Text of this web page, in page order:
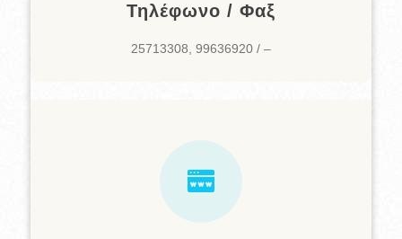
Τηλέφωνο / Φαξ
25713308, 99636920 / –